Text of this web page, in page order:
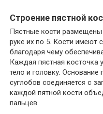
Строение пястной
Пястные кости
руке их по 5. Кости имеют
благодаря чему
Каждая пястная косточка
тело и головку.
суглобов соединяется с
каждой пятной кости
пальцев.